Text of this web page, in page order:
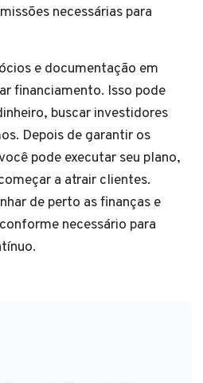
necessárias para
e documentação em
financiamento. Isso pode
buscar investidores
Depois de garantir os
pode executar seu plano,
a atrair clientes.
de perto as finanças e
necessário para